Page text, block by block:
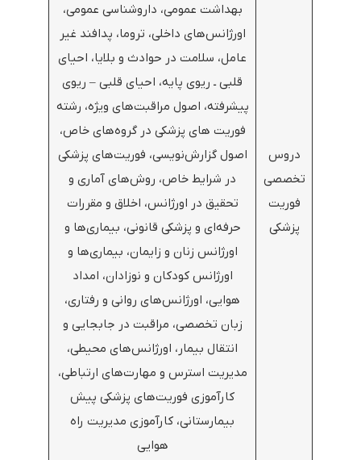
دروس
تخصصی
فوریت
پزشکی
بهداشت عمومی، داروشناسی عمومی،
اورژانس‌های داخلی، تروما، پدافند غیر
عامل، سلامت در حوادث و بلایا، احیای
قلبی ـ ریوی پایه، احیای قلبی – ریوی
پیشرفته، اصول مراقبت‌های ویژه، رشته
فوریت های پزشکی در گروه‌های خاص،
اصول گزارش‌نویسی، فوریت‌های پزشکی
در شرایط خاص، روش‌های آماری و
تحقیق در اورژانس، اخلاق و مقررات
حرفه‌ای و پزشکی قانونی، بیماری‌ها و
اورژانس زنان و زایمان، بیماری‌ها و
اورژانس کودکان و نوزادان، امداد
هوایی، اورژانس‌های روانی و رفتاری،
زبان تخصصی، مراقبت در جابجایی و
انتقال بیمار، اورژانس‌های محیطی،
مدیریت استرس و مهارت‌های ارتباطی،
کارآموزی فوریت‌های پزشکی پیش
بیمارستانی، کارآموزی مدیریت راه
هوایی